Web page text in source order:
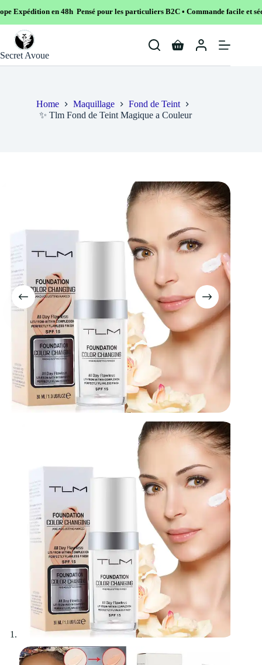
48h Pensé pour les particuliers B2C • Commande facile et sécurisé
content
Secret Avoue
Shopping
Home Maquillage
Fond de Teint
✨ Tlm Fond de Teint Magique a Couleur